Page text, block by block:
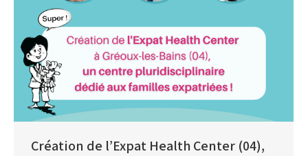
Création de l’Expat Health Center (04),